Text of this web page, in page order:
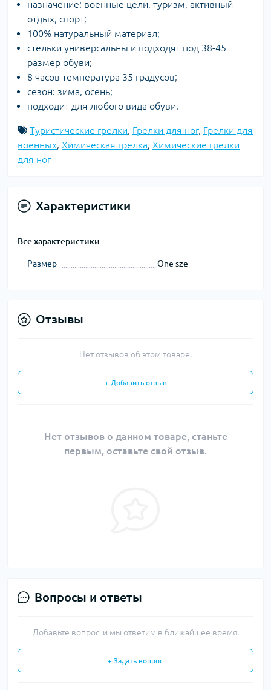
назначение: военные цели, туризм, активный
отдых, спорт;
100% натуральный материал;
стельки универсальны и подходят под 38-45
размер обуви;
8 часов температура 35 градусов;
сезон: зима, осень;
подходит для любого вида обуви.
Туристические грелки, Грелки для ног, Грелки для
военных, Химическая грелка, Химические грелки
для ног
Характеристики
Все характеристики
Размер One sze
Отзывы
Нет отзывов об этом товаре.
+ Добавить отзыв
Нет отзывов о данном товаре, станьте
первым, оставьте свой отзыв.
Вопросы и ответы
Добавьте вопрос, и мы ответим в ближайшее время.
+ Задать вопрос